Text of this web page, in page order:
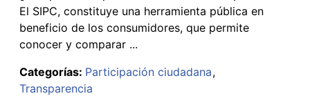
El SIPC, constituye una herramienta pública en
beneficio de los consumidores, que permite
conocer y comparar ...
Categorías: Participación ciudadana
Transparencia